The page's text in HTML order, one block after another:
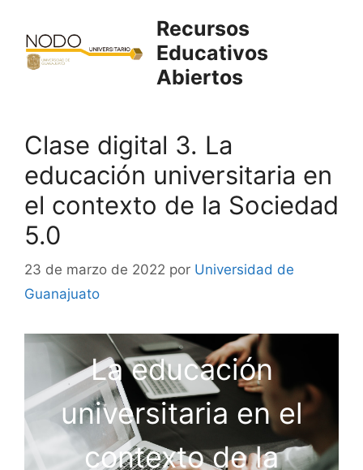
contenido
Recursos
Educativos
Abiertos
Clase digital 3. La
educación universitaria en
el contexto de la Sociedad
5.0
23 de marzo de 2022 por Universidad de
Guanajuato
La educación
universitaria en el
contexto de la